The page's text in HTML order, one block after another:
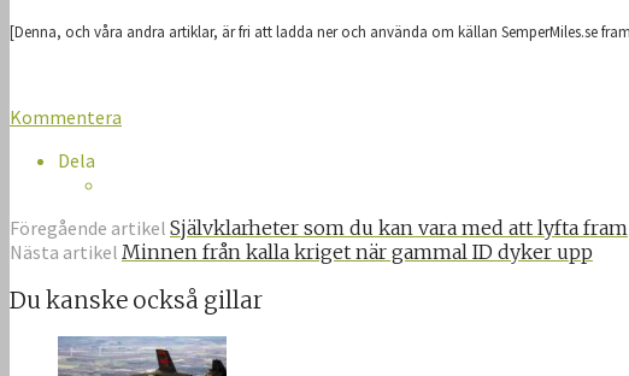
[Denna, och våra andra artiklar, är fri att ladda ner och använda om källan SemperMiles.se
Kommentera
Dela
Föregående artikel Självklarheter som du kan vara med att lyfta fram
Nästa artikel Minnen från kalla kriget när gammal ID dyker upp
Du kanske också gillar